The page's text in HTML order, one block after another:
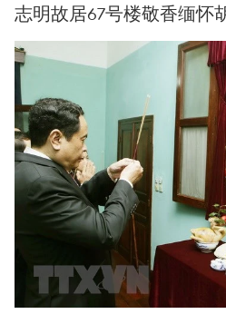
志明故居67号楼敬香缅怀